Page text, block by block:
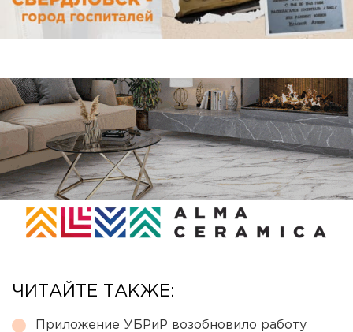
ЧИТАЙТЕ ТАКЖЕ:
Приложение УБРиР возобновило работу